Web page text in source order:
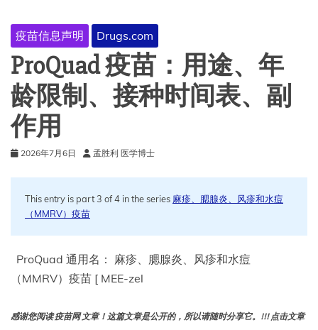
苗：
途、
副
作
和
疫苗信息声明 Drugs.com
ProQuad 疫苗：用途、年
龄限制、接种时间表、副
作用
2026年7月6日 孟胜利 医学博士
This entry is part 3 of 4 in the series 麻疹、腮腺炎、风疹和水痘
（MMRV）疫苗
ProQuad 通用名： 麻疹、腮腺炎、风疹和水痘
（MMRV）疫苗 [ MEE-zel
感谢您阅读 疫苗网 文章！这篇文章是公开的，所以请随时分享它。!!! 点击文章